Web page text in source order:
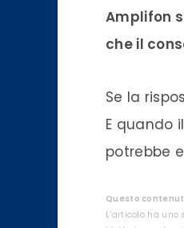
Amplifon
che il
Se la
E quando
potrebbe
Questo
L’articolo ha